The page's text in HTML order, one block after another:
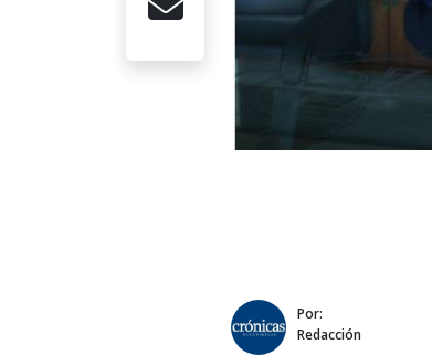
Por:
Redacción